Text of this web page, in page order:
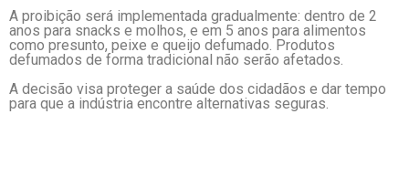
A proibição será implementada gradualmente: dentro de 2
anos para snacks e molhos, e em 5 anos para alimentos
como presunto, peixe e queijo defumado. Produtos
defumados de forma tradicional não serão afetados.
A decisão visa proteger a saúde dos cidadãos e dar tempo
para que a indústria encontre alternativas seguras.